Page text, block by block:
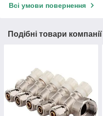
Всі умови повернення
Подібні товари компанії